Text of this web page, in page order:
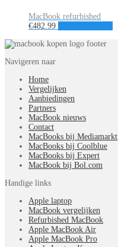
MacBook refurbished
€482.99
Navigeren naar
Home
Vergelijken
Aanbiedingen
Partners
MacBook nieuws
Contact
MacBooks bij Mediamarkt
MacBooks bij Coolblue
MacBooks bij Expert
MacBook bij Bol.com
Handige links
Apple laptop
MacBook vergelijken
Refurbished MacBook
Apple MacBook Air
Apple MacBook Pro